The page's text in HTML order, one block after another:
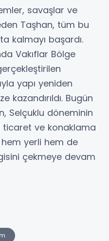
savaşlar ve
Taşhan, tüm bu
kalmayı başardı.
Vakıflar Bölge
yapı yeniden
kazandırıldı. Bugün
Selçuklu döneminin
ticaret ve konaklama
hem yerli hem de
çekmeye devam